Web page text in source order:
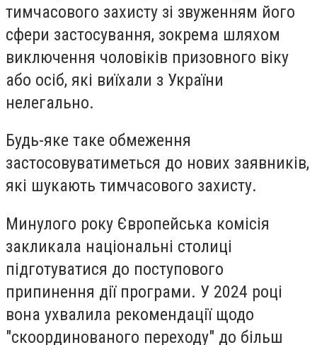
тимчасового захисту зі звуженням його
сфери застосування, зокрема шляхом
виключення чоловіків призовного віку
або осіб, які виїхали з України
нелегально.
Будь-яке таке обмеження
застосовуватиметься до нових заявників,
які шукають тимчасового захисту.
Минулого року Європейська комісія
закликала національні столиці
підготуватися до поступового
припинення дії програми. У 2024 році
вона ухвалила рекомендації щодо
"скоординованого переходу" до більш